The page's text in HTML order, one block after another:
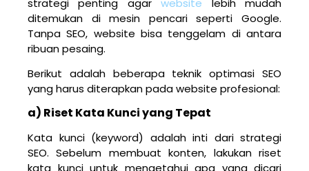
ditemukan di mesin pencari seperti Google.
Tanpa SEO, website bisa tenggelam di antara
ribuan pesaing.
Berikut adalah beberapa teknik optimasi SEO
yang harus diterapkan pada website profesional:
a) Riset Kata Kunci yang Tepat
Kata kunci (keyword) adalah inti dari strategi
SEO. Sebelum membuat konten, lakukan riset